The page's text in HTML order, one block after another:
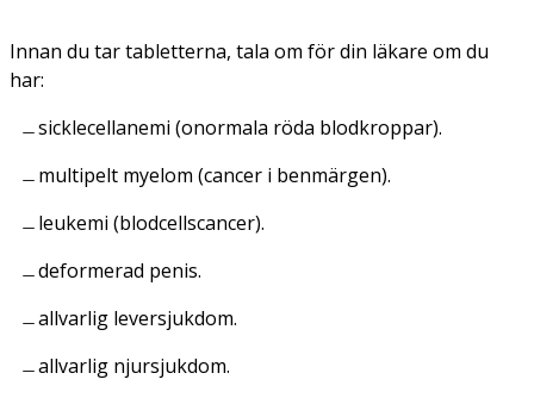
Innan du tar tabletterna, tala om för din läkare om du
har:
sicklecellanemi (onormala röda blodkroppar).
multipelt myelom (cancer i benmärgen).
leukemi (blodcellscancer).
deformerad penis.
allvarlig leversjukdom.
allvarlig njursjukdom.